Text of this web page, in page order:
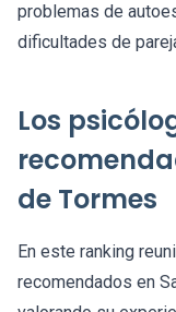
problemas de
dificultades de
Los
de Tormes
En este ranking
recomendados en